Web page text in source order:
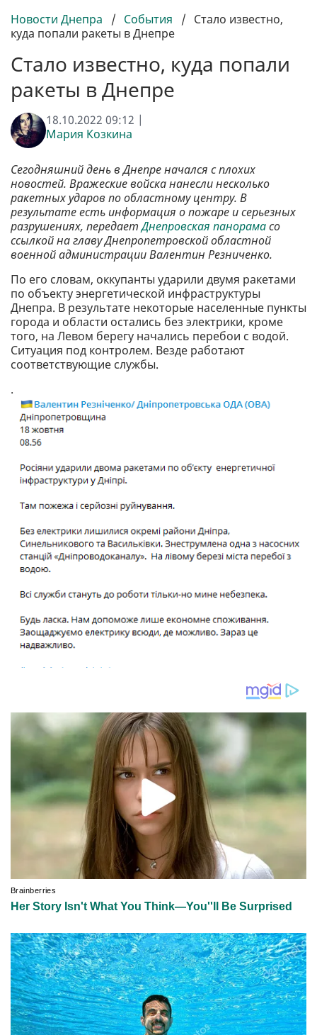
Новости Днепра / События / Стало известно,
куда попали ракеты в Днепре
Стало известно, куда попали
ракеты в Днепре
18.10.2022 09:12 |
Мария Козкина
Сегодняшний день в Днепре начался с плохих
новостей. Вражеские войска нанесли несколько
ракетных ударов по областному центру. В
результате есть информация о пожаре и серьезных
разрушениях, передаетДнепровская панорамасо
ссылкой на главу Днепропетровской областной
военной администрации Валентин Резниченко.
По его словам, оккупанты ударили двумя ракетами
по объекту энергетической инфраструктуры
Днепра. В результате некоторые населенные пункты
города и области остались без электрики, кроме
того, на Левом берегу начались перебои с водой.
Ситуация под контролем. Везде работают
соответствующие службы.
.